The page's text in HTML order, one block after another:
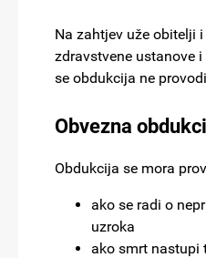
Na zahtjev uže obitelji
zdravstvene ustanove
se obdukcija ne
Obvezna
Obdukcija se mora
ako se radi o
uzroka
ako smrt nastupi